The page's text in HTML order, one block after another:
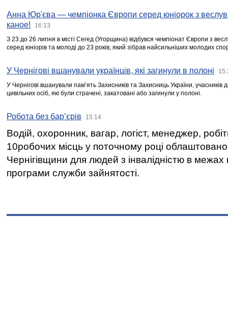
Анна Юр'єва — чемпіонка Європи серед юніорок з
каное!
16:13
З 23 до 26 липня в місті Сегед (Угорщина) відбувся чемпіонат Європи з
серед юніорів та молоді до 23 років, який зібрав найсильніших молодих
У Чернігові вшанували українців, які загинули в полоні
У Чернігові вшанували пам’ять Захисників та Захисниць України,
цивільних осіб, які були страчені, закатовані або загинули у полоні.
Робота без бар’єрів 15:14
Водій, охоронник, вагар, логіст, менеджер,
10робочих місць у поточному році
Чернігівщини для людей з інвалідністю в межах
програми служби зайнятості.